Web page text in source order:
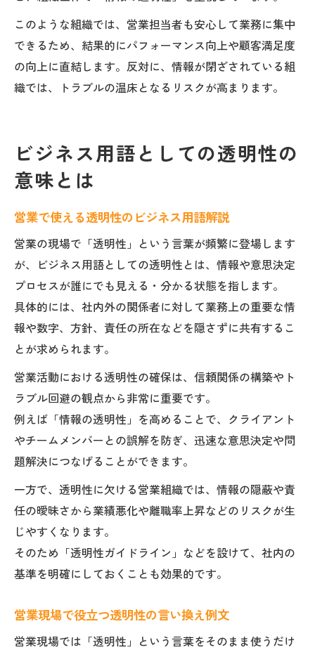
このような組織では、営業担当者も安心して業務に集中
できるため、結果的にパフォーマンス向上や顧客満足度
の向上に直結します。反対に、情報が閉ざされている組
織では、トラブルの温床となるリスクが高まります。
ビジネス用語としての透明性の
意味とは
営業で使える透明性のビジネス用語解説
営業の現場で「透明性」という言葉が頻繁に登場します
が、ビジネス用語としての透明性とは、情報や意思決定
プロセスが誰にでも見える・分かる状態を指します。
具体的には、社内外の関係者に対して業務上の重要な情
報や数字、方針、責任の所在などを隠さずに共有するこ
とが求められます。
営業活動における透明性の確保は、信頼関係の構築やト
ラブル回避の観点から非常に重要です。
例えば「情報の透明性」を高めることで、クライアント
やチームメンバーとの誤解を防ぎ、迅速な意思決定や問
題解決につなげることができます。
一方で、透明性に欠ける営業組織では、情報の隠蔽や責
任の曖昧さから業績悪化や離職率上昇などのリスクが生
じやすくなります。
そのため「透明性ガイドライン」などを設けて、社内の
基準を明確にしておくことも効果的です。
営業現場で役立つ透明性の言い換え例文
営業現場では「透明性」という言葉をそのまま使うだけ